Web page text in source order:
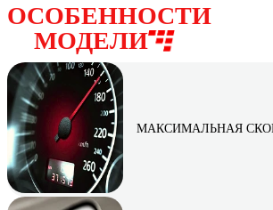
ОСОБЕННОСТИ
МОДЕЛИ
МАКСИМАЛЬНАЯ